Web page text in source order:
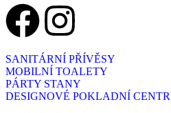
SANITÁRNÍ PŘÍVĚSY
MOBILNÍ TOALETY
PÁRTY STANY
DESIGNOVÉ POKLADNÍ